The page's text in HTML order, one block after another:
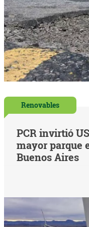
Renovables
PCR invirtió
mayor parque
Buenos Aires